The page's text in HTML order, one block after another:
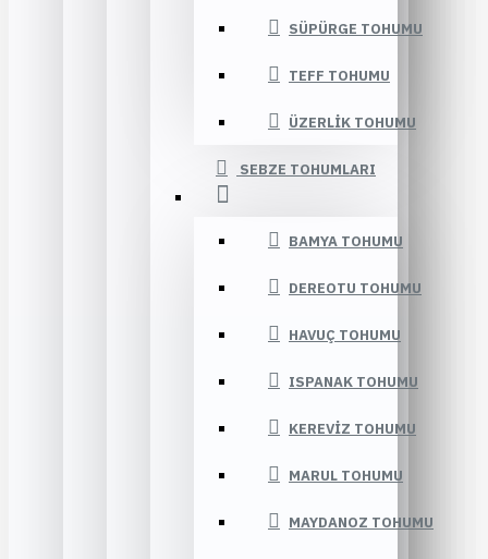
SÜPÜRGE TOHUMU
TEFF TOHUMU
ÜZERLIK TOHUMU
SEBZE TOHUMLARI
BAMYA TOHUMU
DEREOTU TOHUMU
HAVUÇ TOHUMU
ISPANAK TOHUMU
KEREVIZ TOHUMU
MARUL TOHUMU
MAYDANOZ TOHUMU